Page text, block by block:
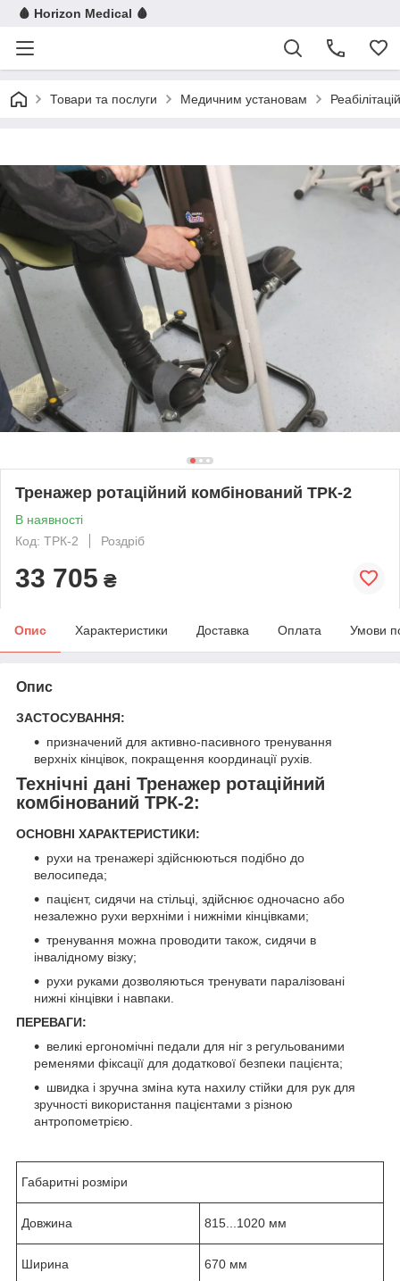
🩸 Horizon Medical 🩸
Товари та послуги Медичним установам
Тренажер ротаційний комбінований ТРК-2
В наявності
Код: ТРК-2
Роздріб
33 705 ₴
Опис Характеристики Доставка Оплата Умови
Опис
ЗАСТОСУВАННЯ:
призначений для активно-пасивного тренування
верхніх кінцівок, покращення координації рухів.
Технічні дані Тренажер ротаційний
комбінований ТРК-2:
ОСНОВНІ ХАРАКТЕРИСТИКИ:
рухи на тренажері здійснюються подібно до
велосипеда;
пацієнт, сидячи на стільці, здійснює одночасно або
незалежно рухи верхніми і нижніми кінцівками;
тренування можна проводити також, сидячи в
інвалідному візку;
рухи руками дозволяються тренувати паралізовані
нижні кінцівки і навпаки.
ПЕРЕВАГИ:
великі ергономічні педали для ніг з регульованими
ременями фіксації для додаткової безпеки пацієнта;
швидка і зручна зміна кута нахилу стійки для рук для
зручності використання пацієнтами з різною
антропометрією.
Габаритні розміри
Довжина 815...1020 мм
Ширина 670 мм